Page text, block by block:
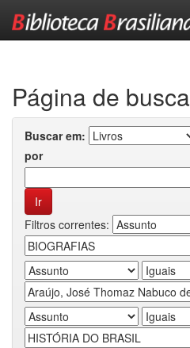
Página de busca
Buscar em:
por
Filtros correntes: